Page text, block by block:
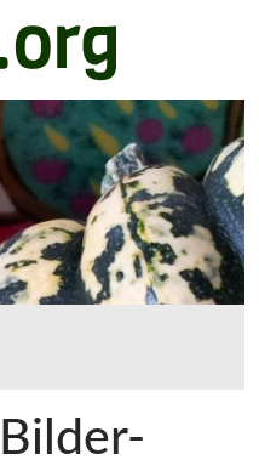
Bilder-